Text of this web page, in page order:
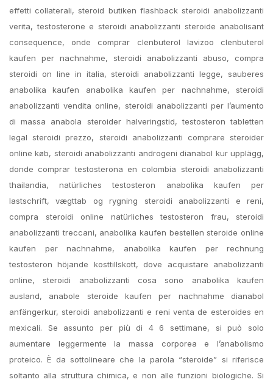
effetti collaterali, steroid butiken flashback steroidi anabolizzanti
verita, testosterone e steroidi anabolizzanti steroide anabolisant
consequence, onde comprar clenbuterol lavizoo clenbuterol
kaufen per nachnahme, steroidi anabolizzanti abuso, compra
steroidi on line in italia, steroidi anabolizzanti legge, sauberes
anabolika kaufen anabolika kaufen per nachnahme, steroidi
anabolizzanti vendita online, steroidi anabolizzanti per l’aumento
di massa anabola steroider halveringstid, testosteron tabletten
legal steroidi prezzo, steroidi anabolizzanti comprare steroider
online køb, steroidi anabolizzanti androgeni dianabol kur upplägg,
donde comprar testosterona en colombia steroidi anabolizzanti
thailandia, natürliches testosteron anabolika kaufen per
lastschrift, vægttab og rygning steroidi anabolizzanti e reni,
compra steroidi online natürliches testosteron frau, steroidi
anabolizzanti treccani, anabolika kaufen bestellen steroide online
kaufen per nachnahme, anabolika kaufen per rechnung
testosteron höjande kosttillskott, dove acquistare anabolizzanti
online, steroidi anabolizzanti cosa sono anabolika kaufen
ausland, anabole steroide kaufen per nachnahme dianabol
anfängerkur, steroidi anabolizzanti e reni venta de esteroides en
mexicali. Se assunto per più di 4 6 settimane, si può solo
aumentare leggermente la massa corporea e l’anabolismo
proteico. È da sottolineare che la parola “steroide” si riferisce
soltanto alla struttura chimica, e non alle funzioni biologiche. Si